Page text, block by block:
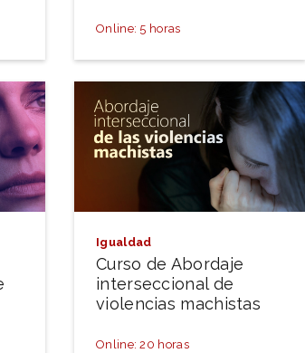
Online: 5 horas
Igualdad
Curso de Abordaje
interseccional de
violencias machistas
Online: 20 horas